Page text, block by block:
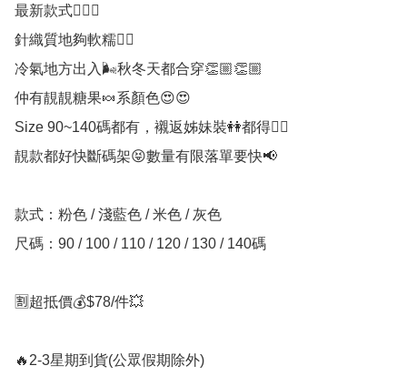
最新款式💁🏻‍♀️
針織質地夠軟糯👍🏻
冷氣地方出入🌬️秋冬天都合穿👏🏼👏🏼
仲有靚靚糖果🍬系顏色😍😍
Size 90~140碼都有，襯返姊妹裝👭都得👍🏻
靚款都好快斷碼架😝數量有限落單要快📢
款式：️粉色 / 淺藍色 / 米色 / 灰色
尺碼：90 / 100 / 110 / 120 / 130 / 140碼
🈹超抵價💰$78/件💥
🔥2-3星期到貨(公眾假期除外)